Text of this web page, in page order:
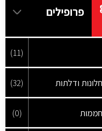
פרופילים
(11)
ודלתות (32)
(0)